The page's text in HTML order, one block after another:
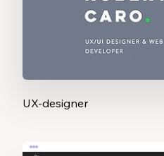
UX-designer